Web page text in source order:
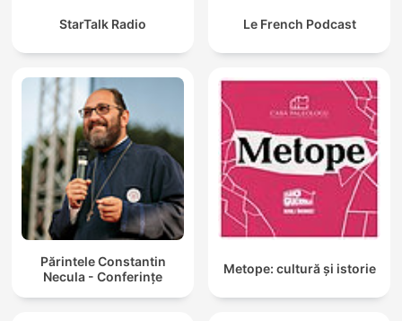
StarTalk Radio Le French Podcast
Părintele Constantin
Necula - Conferințe
Metope: cultură și istorie